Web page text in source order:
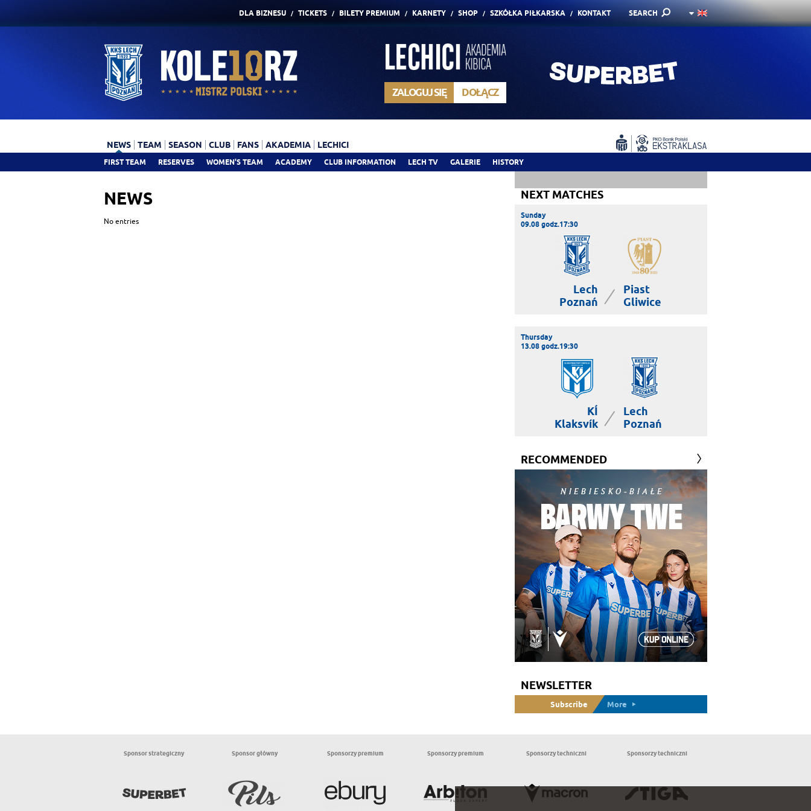
DLA BIZNESU TICKETS BILETY PREMIUM KARNETY SHOP SZKÓŁKA PIŁKARSKA KONTAKT SEARCH
ZALOGUJ SIĘ DOŁĄCZ
NEWS
FIRST TEAM RESERVES WOMEN'S TEAM ACADEMY CLUB INFORMATION LECH TV GALERIE HISTORY
TEAM SEASON CLUB FANS AKADEMIA LECHICI
NEWS
No entries
NEXT MATCHES
Sunday
09.08 godz.17:30
Lech
Poznań
|
Piast
Gliwice
Thursday
13.08 godz.19:30
KÍ
Klaksvík
|
Lech
Poznań
RECOMMENDED
NEWSLETTER
Subscribe More
Sponsor strategiczny Sponsor główny Sponsorzy premium Sponsorzy premium Sponsorzy techniczni Sponsorzy techniczni